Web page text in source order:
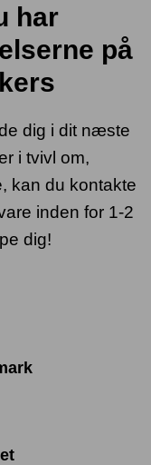
har
på
dig i dit næste
i tvivl om,
kan du kontakte
inden for 1-2
dig!